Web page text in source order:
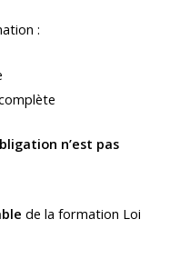
:
n’est pas
de la formation Loi